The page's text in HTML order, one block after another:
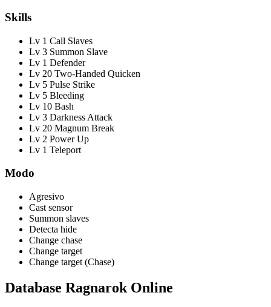
Skills
Lv 1 Call Slaves
Lv 3 Summon Slave
Lv 1 Defender
Lv 20 Two-Handed Quicken
Lv 5 Pulse Strike
Lv 5 Bleeding
Lv 10 Bash
Lv 3 Darkness Attack
Lv 20 Magnum Break
Lv 2 Power Up
Lv 1 Teleport
Modo
Agresivo
Cast sensor
Summon slaves
Detecta hide
Change chase
Change target
Change target (Chase)
Database Ragnarok Online